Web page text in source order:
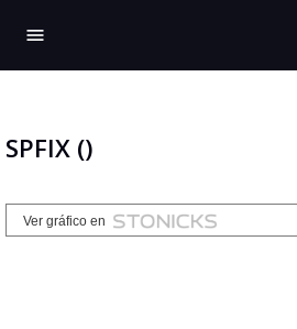
menu
SPFIX ()